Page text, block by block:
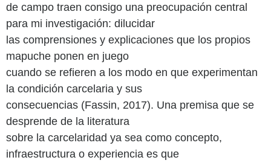
de campo traen consigo una preocupación central
para mi investigación: dilucidar
las comprensiones y explicaciones que los propios
mapuche ponen en juego
cuando se refieren a los modo en que experimentan
la condición carcelaria y sus
consecuencias (Fassin, 2017). Una premisa que se
desprende de la literatura
sobre la carcelaridad ya sea como concepto,
infraestructura o experiencia es que